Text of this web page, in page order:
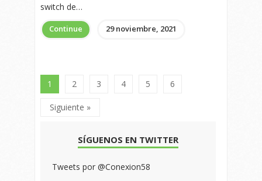
switch de…
Continue 29 noviembre, 2021
1 2 3 4 5 6
Siguiente »
SÍGUENOS EN TWITTER
Tweets por @Conexion58